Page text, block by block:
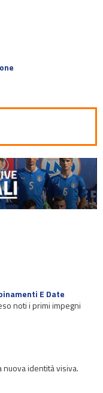
E Date
noti i primi impegni
nuova identità visiva.